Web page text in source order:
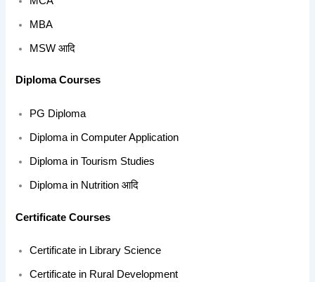
MBA
MSW आदि
Diploma Courses
PG Diploma
Diploma in Computer Application
Diploma in Tourism Studies
Diploma in Nutrition आदि
Certificate Courses
Certificate in Library Science
Certificate in Rural Development